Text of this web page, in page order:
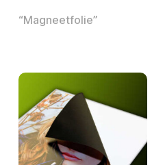
“Magneetfolie”